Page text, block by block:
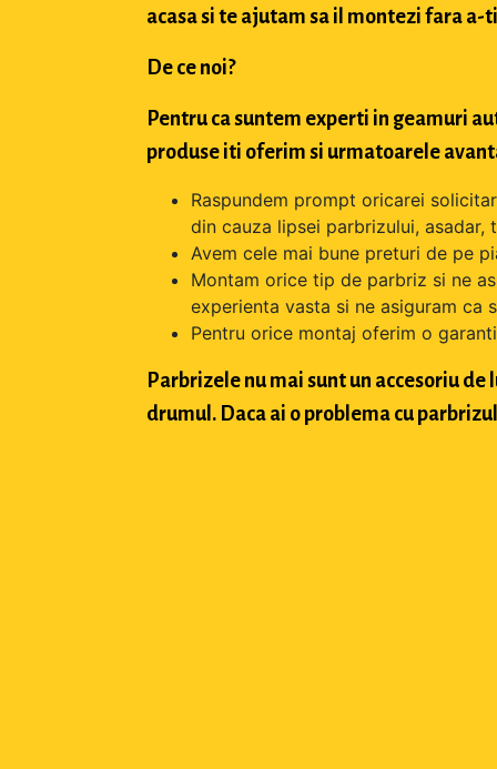
acasa si te ajutam sa il montezi fara a-
De ce noi?
Pentru ca suntem experti in geamuri
produse iti oferim si urmatoarele
Raspundem prompt oricarei
din cauza lipsei parbrizului,
Avem cele mai bune preturi de pe
Montam orice tip de parbriz si ne
experienta vasta si ne asiguram ca
Pentru orice montaj oferim o
Parbrizele nu mai sunt un accesoriu
drumul. Daca ai o problema cu